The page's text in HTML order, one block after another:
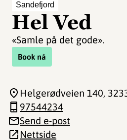
Sandefjord
Hel Ved
«Samle på det gode».
Book nå
Helgerødveien 140,
97544234
Send e-post
Nettside